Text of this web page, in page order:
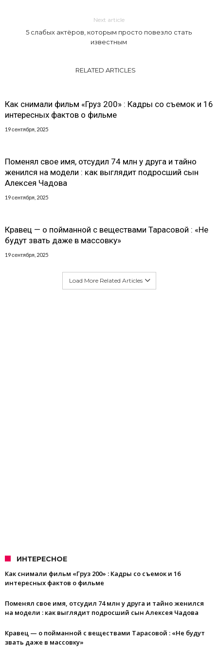
Next article
5 слабых актёров, которым просто повезло стать
известным
RELATED ARTICLES
Как снимали фильм «Груз 200» : Кадры со съемок и 16
интересных фактов о фильме
19 сентября, 2025
Поменял свое имя, отсудил 74 млн у друга и тайно
женился на модели : как выглядит подросший сын
Алексея Чадова
19 сентября, 2025
Кравец — о пойманной с веществами Тарасовой : «Не
будут звать даже в массовку»
19 сентября, 2025
Load More Related Articles
ИНТЕРЕСНОЕ
Как снимали фильм «Груз 200» : Кадры со съемок и 16
интересных фактов о фильме
Поменял свое имя, отсудил 74 млн у друга и тайно женился
на модели : как выглядит подросший сын Алексея Чадова
Кравец — о пойманной с веществами Тарасовой : «Не будут
звать даже в массовку»